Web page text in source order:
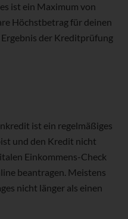
ist ein Maximum von
Höchstbetrag für deinen
der Kreditprüfung
ist ein regelmäßiges
und den Kredit nicht
Einkommens-Check
beantragen. Meistens
nicht länger als einen